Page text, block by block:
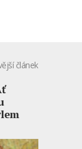
článek